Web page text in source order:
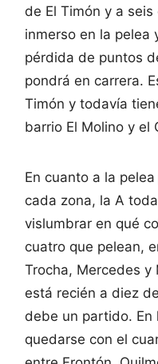
de El Timón y a
inmerso en la pelea
pérdida de puntos
pondrá en carrera.
Timón y todavía
barrio El Molino y el
En cuanto a la
cada zona, la A
vislumbrar en qué
cuatro que pelean,
Trocha, Mercedes y
está recién a diez
debe un partido. En
quedarse con el